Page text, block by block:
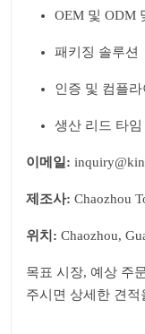
OEM 및 ODM
패키징 솔루션
인증 및 컴플라
생산 리드 타임
이메일:
제조사: Chaozhou
위치: Chaozhou,
목표 시장, 예상 주
주시면 상세한 견